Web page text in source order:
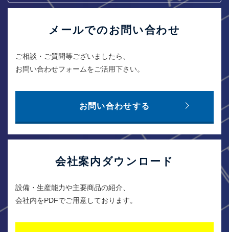
メールでのお問い合わせ
ご相談・ご質問等ございましたら、
お問い合わせフォームをご活用下さい。
お問い合わせする
会社案内ダウンロード
設備・生産能力や主要商品の紹介、
会社内をPDFでご用意しております。